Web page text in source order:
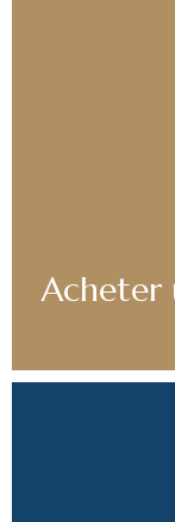
Acheter